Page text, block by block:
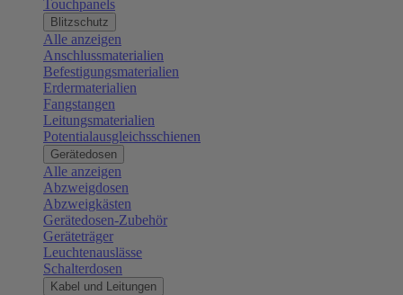
Touchpanels
Blitzschutz
Alle anzeigen
Anschlussmaterialien
Befestigungsmaterialien
Erdermaterialien
Fangstangen
Leitungsmaterialien
Potentialausgleichsschienen
Gerätedosen
Alle anzeigen
Abzweigdosen
Abzweigkästen
Gerätedosen-Zubehör
Geräteträger
Leuchtenauslässe
Schalterdosen
Kabel und Leitungen